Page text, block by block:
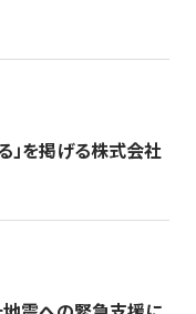
」を掲げる株式会社